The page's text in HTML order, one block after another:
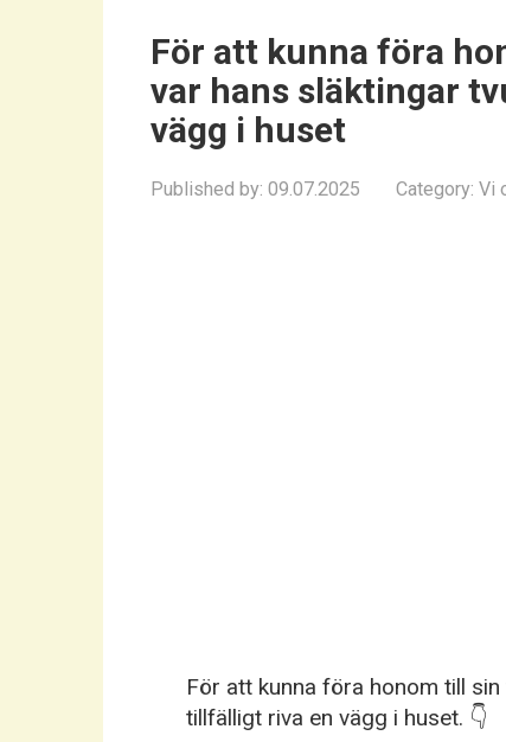
För att kunna föra
var hans släktingar
vägg i huset
Published by: 09.07.2025 Category: Vi
För att kunna föra honom till
tillfälligt riva en vägg i huset. 👇